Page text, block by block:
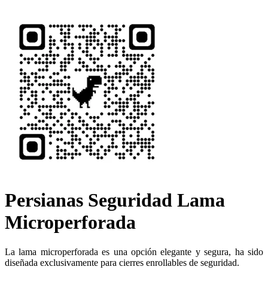
Persianas Seguridad Lama
Microperforada
La lama microperforada es una opción elegante y segura, ha sido
diseñada exclusivamente para cierres enrollables de seguridad.